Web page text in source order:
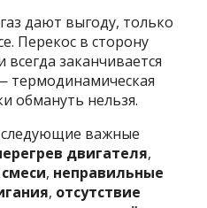
дают выгоду, только
Перекос в сторону
заканчивается
термодинамическая
обмануть нельзя.
важные
двигателя,
, неправильные
, отсутствие